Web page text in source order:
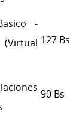
-
(Virtual 127 Bs
90 Bs